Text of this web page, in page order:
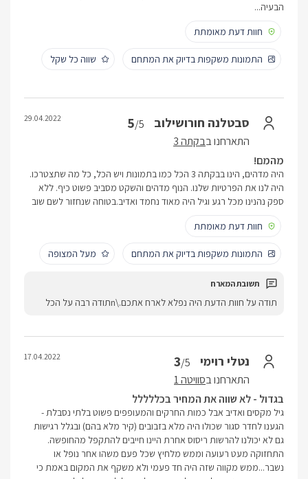
הבעיה...
חוות דעת מאומתת
התמונות משקפות בדיוק את המתחם שווה כל שקל
סבטלנה חורושילוב 5/5
התארחנו בבקתה 3
29.04.2022
מהמם!
היה מדהים, הינו בבקתה 3 הכל כמו בתמונות ויש הכל, כל מה שתצטרכו.
היה לנו את הפרטיות שלנו. הנוף מדהים והשקט מסביב פשוט כיף. ללא
ספק נהנינו מכל רגע וגיל היה מאוד נחמד ואדיב.בטוחה שנחזור לשם שוב
חוות דעת מאומתת
התמונות משקפות בדיוק את המתחם מעל המצופה
תודה על חוות הדעת היה נפלא לארח אתכם.\nתודה רבה על הכל
נטלי רוימי 3/5
התארחנו בסוויטה 1
17.04.2022
בגדול - לא שווה את המחיר בכללללל
גיל מקסים ואדיב אבל כמות החרקים והמעופפים פשוט בלתי נסבלת -
הגענו לחדר סגור שכולו היה מלא בזבובים (קיר מלא בהם) ובגלל רגישות
גם לא יכולנו להרשות ריסוס אחרת היינו חייבים להתקפל מהחופשה.
התחזוקה מעט רעועה וממש מלחיץ שכל פעם משהו אחר נופל או
נשבר...ממש מקווה שזה היה חד פעמי ולא משקף את המקום באמת כי